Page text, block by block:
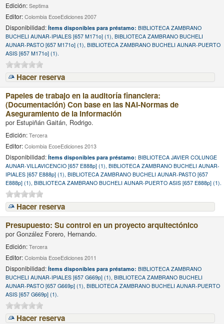
Edición:Septima
Editor:Colombia EcoeEdiciones 2007
Disponibilidad:Ítems disponibles para préstamo:BIBLIOTECA ZAMBRANO
BUCHELI AUNAR-IPIALES [657 M171o] (1), BIBLIOTECA ZAMBRANO BUCHELI
AUNAR-PASTO [657 M171o] (1), BIBLIOTECA ZAMBRANO BUCHELI AUNAR-PUERTO
ASIS [657 M171o] (1).
Hacer reserva
Papeles de trabajo en la auditoría financiera:
(Documentación) Con base en las NAI-Normas de
Aseguramiento de la Información
por Estupiñán Gaitán, Rodrigo.
Edición:Tercera
Editor:Colombia EcoeEdiciones 2013
Disponibilidad:Ítems disponibles para préstamo:BIBLIOTECA JAVIER COLUNGE
AUNAR-VILLAVICENCIO [657 E888p] (1), BIBLIOTECA ZAMBRANO BUCHELI AUNAR-
IPIALES [657 E888p] (1), BIBLIOTECA ZAMBRANO BUCHELI AUNAR-PASTO [657
E888p] (1), BIBLIOTECA ZAMBRANO BUCHELI AUNAR-PUERTO ASIS [657 E888p] (1).
Hacer reserva
Presupuesto: Su control en un proyecto arquitectónico
porGonzález Forero, Hernando.
Edición:Tercera
Editor:Colombia EcoeEdiciones 2011
Disponibilidad:Ítems disponibles para préstamo:BIBLIOTECA ZAMBRANO
BUCHELI AUNAR-IPIALES [657 G669p] (1), BIBLIOTECA ZAMBRANO BUCHELI
AUNAR-PASTO [657 G669p] (1), BIBLIOTECA ZAMBRANO BUCHELI AUNAR-PUERTO
ASIS [657 G669p] (1).
Hacer reserva